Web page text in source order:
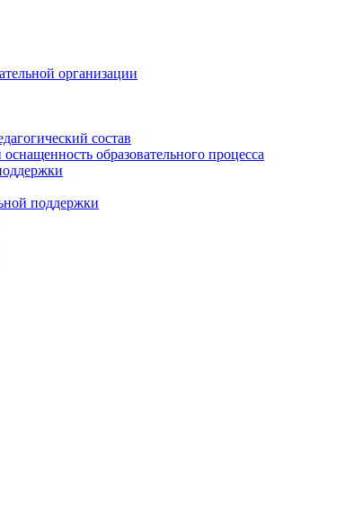
организации
состав
образовательного процесса
поддержки